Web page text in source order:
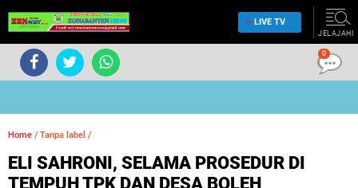
LIVE TV
JELAJAHI
Home / Tanpa label /
ELI SAHRONI, SELAMA PROSEDUR DI
TEMPUH TPK DAN DESA BOLEH
0